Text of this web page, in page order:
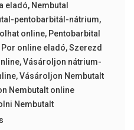
eladó, Nembutal
pentobarbitál-nátrium,
online, Pentobarbital
Por online eladó,Szerezd
,Vásároljon nátrium-
,Vásároljon Nembutalt
Nembutalt online
Nembutalt